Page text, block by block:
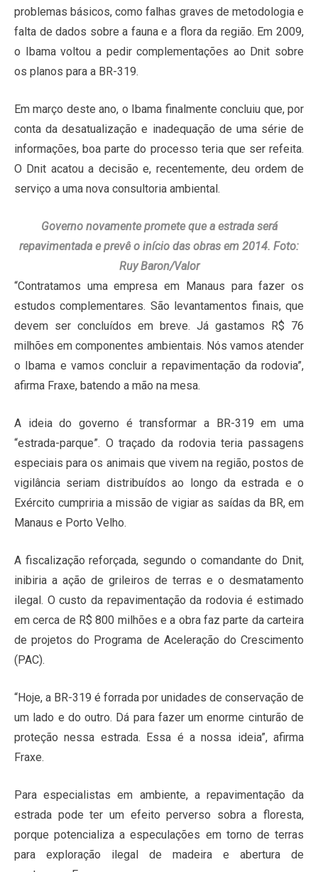
problemas básicos, como falhas graves de metodologia e
falta de dados sobre a fauna e a flora da região. Em 2009,
o Ibama voltou a pedir complementações ao Dnit sobre
os planos para a BR-319.
Em março deste ano, o Ibama finalmente concluiu que, por
conta da desatualização e inadequação de uma série de
informações, boa parte do processo teria que ser refeita.
O Dnit acatou a decisão e, recentemente, deu ordem de
serviço a uma nova consultoria ambiental.
Governo novamente promete que a estrada será
repavimentada e prevê o início das obras em 2014. Foto:
Ruy Baron/Valor
“Contratamos uma empresa em Manaus para fazer os
estudos complementares. São levantamentos finais, que
devem ser concluídos em breve. Já gastamos R$ 76
milhões em componentes ambientais. Nós vamos atender
o Ibama e vamos concluir a repavimentação da rodovia”,
afirma Fraxe, batendo a mão na mesa.
A ideia do governo é transformar a BR-319 em uma
“estrada-parque”. O traçado da rodovia teria passagens
especiais para os animais que vivem na região, postos de
vigilância seriam distribuídos ao longo da estrada e o
Exército cumpriria a missão de vigiar as saídas da BR, em
Manaus e Porto Velho.
A fiscalização reforçada, segundo o comandante do Dnit,
inibiria a ação de grileiros de terras e o desmatamento
ilegal. O custo da repavimentação da rodovia é estimado
em cerca de R$ 800 milhões e a obra faz parte da carteira
de projetos do Programa de Aceleração do Crescimento
(PAC).
“Hoje, a BR-319 é forrada por unidades de conservação de
um lado e do outro. Dá para fazer um enorme cinturão de
proteção nessa estrada. Essa é a nossa ideia”, afirma
Fraxe.
Para especialistas em ambiente, a repavimentação da
estrada pode ter um efeito perverso sobra a floresta,
porque potencializa a especulações em torno de terras
para exploração ilegal de madeira e abertura de